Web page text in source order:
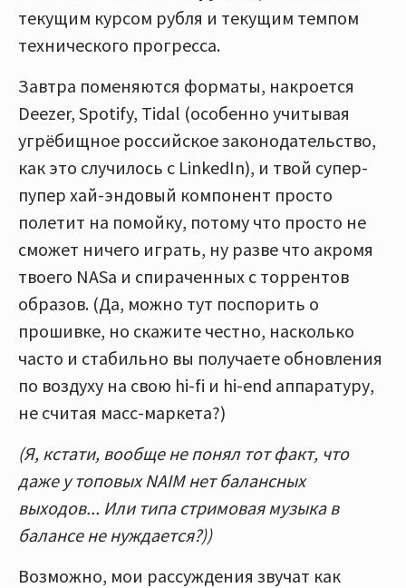
текущим курсом рубля и текущим темпом
технического прогресса.
Завтра поменяются форматы, накроется
Deezer, Spotify, Tidal (особенно учитывая
угрёбищное российское законодательство,
как это случилось с LinkedIn), и твой супер-
пупер хай-эндовый компонент просто
полетит на помойку, потому что просто не
сможет ничего играть, ну разве что акромя
твоего NASа и спираченных с торрентов
образов. (Да, можно тут поспорить о
прошивке, но скажите честно, насколько
часто и стабильно вы получаете обновления
по воздуху на свою hi-fi и hi-end аппаратуру,
не считая масс-маркета?)
(Я, кстати, вообще не понял тот факт, что
даже у топовых NAIM нет балансных
выходов... Или типа стримовая музыка в
балансе не нуждается?))
Возможно, мои рассуждения звучат как